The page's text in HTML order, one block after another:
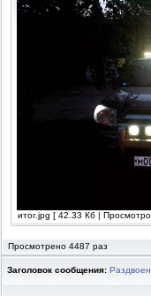
итог.jpg [ 42.33 Кб |
Просмотрено 4487 раз
Заголовок сообщения: